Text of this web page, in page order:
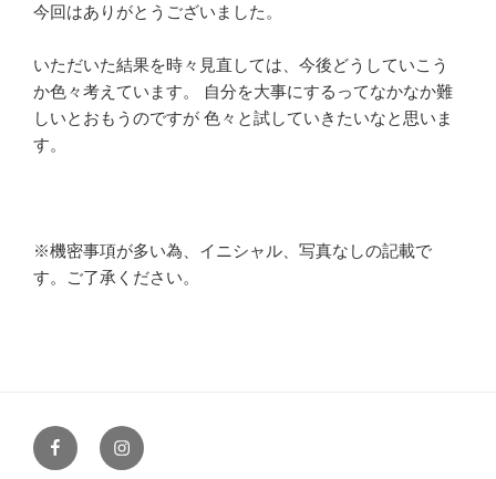
今回はありがとうございました。
いただいた結果を時々見直しては、今後どうしていこう
か色々考えています。 自分を大事にするってなかなか難
しいとおもうのですが 色々と試していきたいなと思いま
す。
※機密事項が多い為、イニシャル、写真なしの記載で
す。ご了承ください。
FacebookInstagram